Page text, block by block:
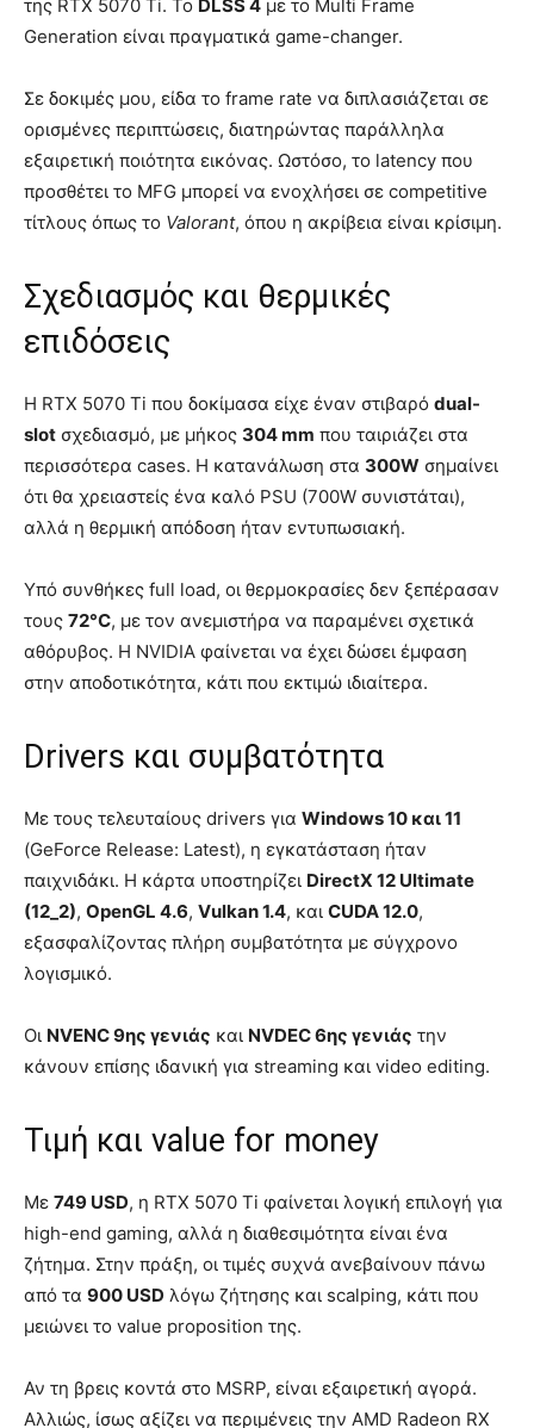
της RTX 5070 Ti. Το DLSS 4 με το Multi Frame
Generation είναι πραγματικά game-changer.
Σε δοκιμές μου, είδα το frame rate να διπλασιάζεται σε
ορισμένες περιπτώσεις, διατηρώντας παράλληλα
εξαιρετική ποιότητα εικόνας. Ωστόσο, το latency που
προσθέτει το MFG μπορεί να ενοχλήσει σε competitive
τίτλους όπως το Valorant, όπου η ακρίβεια είναι κρίσιμη.
Σχεδιασμός και θερμικές
επιδόσεις
Η RTX 5070 Ti που δοκίμασα είχε έναν στιβαρό dual-
slot σχεδιασμό, με μήκος 304 mm που ταιριάζει στα
περισσότερα cases. Η κατανάλωση στα 300W σημαίνει
ότι θα χρειαστείς ένα καλό PSU (700W συνιστάται),
αλλά η θερμική απόδοση ήταν εντυπωσιακή.
Υπό συνθήκες full load, οι θερμοκρασίες δεν ξεπέρασαν
τους 72°C, με τον ανεμιστήρα να παραμένει σχετικά
αθόρυβος. Η NVIDIA φαίνεται να έχει δώσει έμφαση
στην αποδοτικότητα, κάτι που εκτιμώ ιδιαίτερα.
Drivers και συμβατότητα
Με τους τελευταίους drivers για Windows 10 και 11
(GeForce Release: Latest), η εγκατάσταση ήταν
παιχνιδάκι. Η κάρτα υποστηρίζει DirectX 12 Ultimate
(12_2), OpenGL 4.6, Vulkan 1.4, και CUDA 12.0,
εξασφαλίζοντας πλήρη συμβατότητα με σύγχρονο
λογισμικό.
Οι NVENC 9ης γενιάς και NVDEC 6ης γενιάς την
κάνουν επίσης ιδανική για streaming και video editing.
Τιμή και value for money
Με 749 USD, η RTX 5070 Ti φαίνεται λογική επιλογή για
high-end gaming, αλλά η διαθεσιμότητα είναι ένα
ζήτημα. Στην πράξη, οι τιμές συχνά ανεβαίνουν πάνω
από τα 900 USD λόγω ζήτησης και scalping, κάτι που
μειώνει το value proposition της.
Αν τη βρεις κοντά στο MSRP, είναι εξαιρετική αγορά.
Αλλιώς, ίσως αξίζει να περιμένεις την AMD Radeon RX